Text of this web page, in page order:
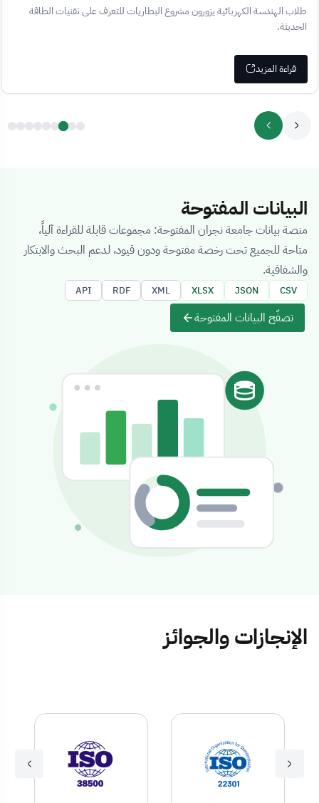
طلاب الهندسة الكهربائية يزورون مشروع البطاريات للتعرف على تقنيات الطاقة
الحديثة.
قراءة المزيد
البيانات المفتوحة
منصة بيانات جامعة نجران المفتوحة: مجموعات قابلة للقراءة آلياً،
متاحة للجميع تحت رخصة مفتوحة ودون قيود، لدعم البحث والابتكار
والشفافية.
CSV
JSON
XLSX
XML
RDF
API
تصفّح البيانات المفتوحة
الإنجازات والجوائز